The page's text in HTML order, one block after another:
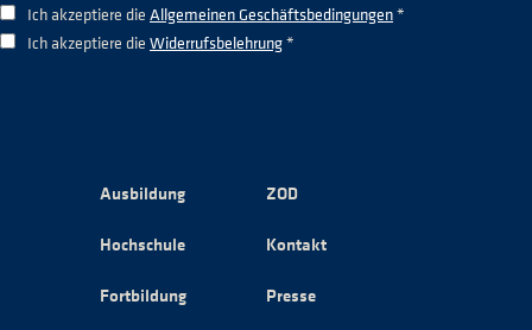
Ich akzeptiere die Allgemeinen Geschäftsbedingungen*
Ich akzeptiere die Widerrufsbelehrung*
Ausbildung
Hochschule
Fortbildung
ZOD
Kontakt
Presse